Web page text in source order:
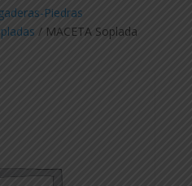
Piedras
/ MACETA Soplada